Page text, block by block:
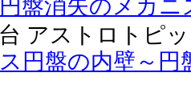
盤消失のメカニ
アストロトピ
円盤の内壁～